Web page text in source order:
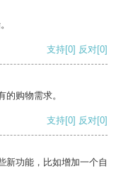
支持[0] 反对[0]
购物需求。
支持[0] 反对[0]
新功能，比如增加一个自